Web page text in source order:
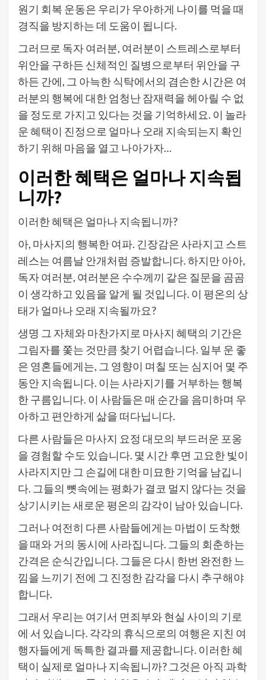
원기 회복 운동은 우리가 우아하게 나이를 먹을 때
경직을 방지하는 데 도움이 됩니다.
그러므로 독자 여러분, 여러분이 스트레스로부터
위안을 구하든 신체적인 질병으로부터 위안을 구
하든 간에, 그 아늑한 식탁에서의 겸손한 시간은 여
러분의 행복에 대한 엄청난 잠재력을 헤아릴 수 없
을 정도로 가지고 있다는 것을 기억하세요. 이 놀라
운 혜택이 진정으로 얼마나 오래 지속되는지 확인
하기 위해 마음을 열고 나아가자…
이러한 혜택은 얼마나 지속됩
니까?
이러한 혜택은 얼마나 지속됩니까?
아, 마사지의 행복한 여파. 긴장감은 사라지고 스트
레스는 여름날 안개처럼 증발합니다. 하지만 아아,
독자 여러분, 여러분은 수수께끼 같은 질문을 곰곰
이 생각하고 있음을 알게 될 것입니다. 이 평온의 상
태가 얼마나 오래 지속될까요?
생명 그 자체와 마찬가지로 마사지 혜택의 기간은
그림자를 쫓는 것만큼 찾기 어렵습니다. 일부 운 좋
은 영혼들에게는, 그 영향이 며칠 또는 심지어 몇 주
동안 지속됩니다. 이는 사라지기를 거부하는 행복
한 구름입니다. 이 사람들은 매 순간을 음미하며 우
아하고 편안하게 삶을 떠다닙니다.
다른 사람들은 마사지 요정 대모의 부드러운 포옹
을 경험할 수도 있습니다. 몇 시간 후면 고요한 빛이
사라지지만 그 손길에 대한 미묘한 기억을 남깁니
다. 그들의 뼛속에는 평화가 결코 멀지 않다는 것을
상기시키는 새로운 평온의 감각이 남아 있습니다.
그러나 여전히 다른 사람들에게는 마법이 도착했
을 때와 거의 동시에 사라집니다. 그들의 회춘하는
간격은 순식간입니다. 그들은 다시 한번 완전한 느
낌을 느끼기 전에 그 진정한 감각을 다시 추구해야
합니다.
그래서 우리는 여기서 면죄부와 현실 사이의 기로
에 서 있습니다. 각각의 휴식으로의 여행은 지친 여
행자들에게 독특한 결과를 제공합니다. 이러한 혜
택이 실제로 얼마나 지속됩니까? 그것은 아직 과학